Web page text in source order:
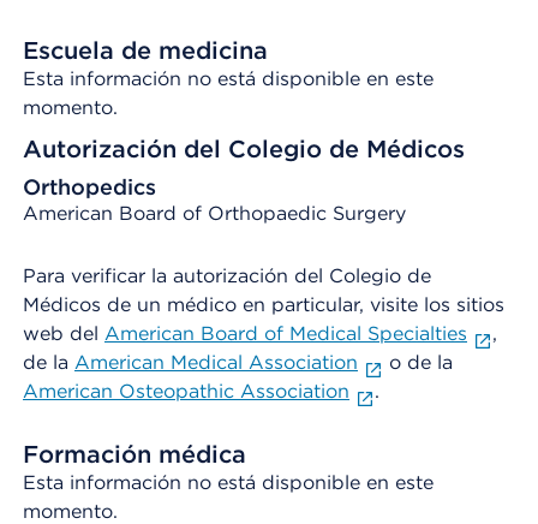
Escuela de medicina
Esta información no está disponible en este
momento.
Autorización del Colegio de Médicos
Orthopedics
American Board of Orthopaedic Surgery
Para verificar la autorización del Colegio de
Médicos de un médico en particular, visite los sitios
web del American Board of Medical Specialties
,
de la American Medical Association
o de la
American Osteopathic Association
.
Formación médica
Esta información no está disponible en este
momento.